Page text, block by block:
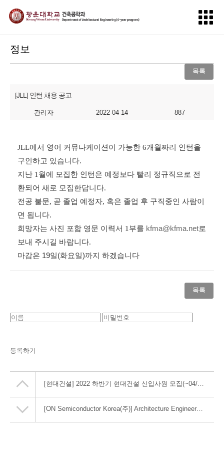
정보
목록
[JLL] 인턴 채용 공고
관리자 2022-04-14 887
JLL에서 영어 커뮤나케이션이 가능한 6개월짜리 인턴을
구인하고 있습니다.
지난 1 월에 모집한 인턴은 예정보다 빨리 정규직으로 전
환되어 새로 모집한답니다.
전공 불문, 곧 졸업 예정자, 혹은 졸업 후 구직중인 사람이
면 됩니다.
희망자는 사진 포함 영문 이력서 1 부를 kfma@kfma.net로
보내 주시길 바랍니다.
마감은 19일(화요일)까지 하겠습니다
목록
등록하기
[현대건설] 2022 하반기 현대건설 신입사원 모집(~04/28(목))
[ON Semiconductor Korea(주)] Architecture Engineer 모집 공고